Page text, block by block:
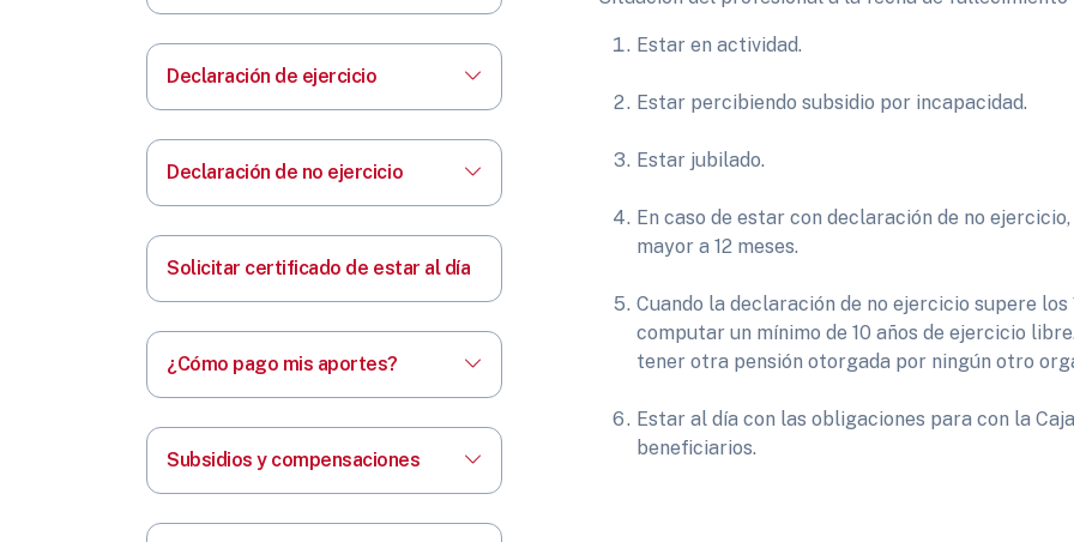
Declaración de ejercicio
Declaración de no ejercicio
Solicitar certificado de estar al día
¿Cómo pago mis aportes?
Subsidios y compensaciones
Estar en actividad.
Estar percibiendo subsidio por incapacidad.
Estar jubilado.
En caso de estar con declaración de no
mayor a 12 meses.
Cuando la declaración de no ejercicio supere
computar un mínimo de 10 años de ejercicio
tener otra pensión otorgada por ningún otro
Estar al día con las obligaciones para con la
beneficiarios.